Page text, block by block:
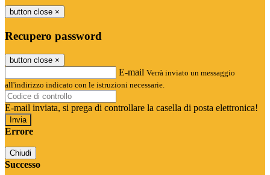
button close ×
Recupero password
button close ×
E-mail Verrà inviato un messaggio
all'indirizzo indicato con le istruzioni necessarie.
E-mail inviata, si prega di controllare la casella di posta elettronica!
Errore
Chiudi
Successo